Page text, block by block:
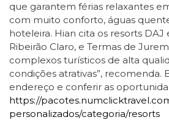
que garantem férias relaxantes
com muito conforto, águas
hoteleira. Hian cita os resorts DAJ
Ribeirão Claro, e Termas de
complexos turísticos de alta
condições atrativas”, recomenda.
endereço e conferir as
https://
personalizados/categoria/resorts